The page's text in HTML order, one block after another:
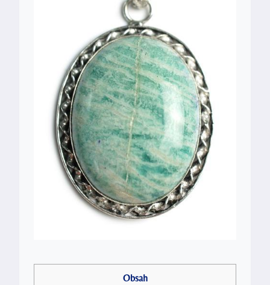
Obsah